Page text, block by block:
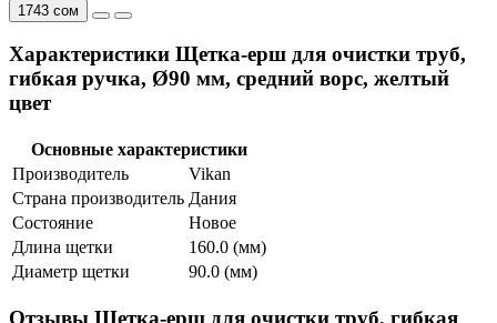
1743 сом
Характеристики Щетка-ерш для очистки труб,
гибкая ручка, Ø90 мм, средний ворс, желтый
цвет
Основные характеристики
Производитель
Vikan
Страна производитель Дания
Состояние
Новое
Длина щетки
160.0 (мм)
Диаметр щетки
90.0 (мм)
Отзывы Щетка-ерш для очистки труб, гибкая